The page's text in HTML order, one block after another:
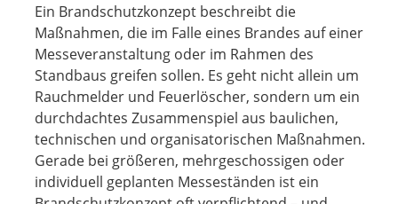
Ein Brandschutzkonzept beschreibt die
Maßnahmen, die im Falle eines Brandes auf einer
Messeveranstaltung oder im Rahmen des
Standbaus greifen sollen. Es geht nicht allein um
Rauchmelder und Feuerlöscher, sondern um ein
durchdachtes Zusammenspiel aus baulichen,
technischen und organisatorischen Maßnahmen.
Gerade bei größeren, mehrgeschossigen oder
individuell geplanten Messeständen ist ein